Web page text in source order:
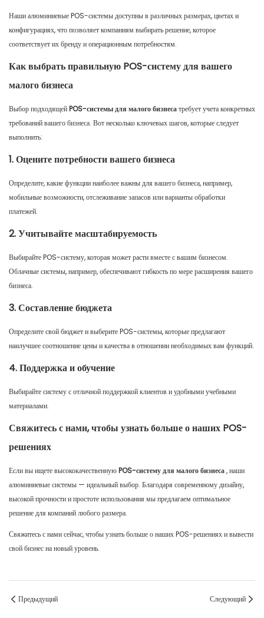
Наши алюминиевые POS-системы доступны в различных размерах, цветах и ​​
конфигурациях, что позволяет компаниям выбирать решение, которое
соответствует их бренду и операционным потребностям.
Как выбрать правильную POS-систему для вашего
малого бизнеса
Выбор подходящейPOS-системы для малого бизнесатребует учета конкретных
требований вашего бизнеса. Вот несколько ключевых шагов, которые следует
выполнить:
1. Оцените потребности вашего бизнеса
Определите, какие функции наиболее важны для вашего бизнеса, например,
мобильные возможности, отслеживание запасов или варианты обработки
платежей.
2. Учитывайте масштабируемость
Выбирайте POS-систему, которая может расти вместе с вашим бизнесом.
Облачные системы, например, обеспечивают гибкость по мере расширения вашего
бизнеса.
3. Составление бюджета
Определите свой бюджет и выберите POS-системы, которые предлагают
наилучшее соотношение цены и качества в отношении необходимых вам функций.
4. Поддержка и обучение
Выбирайте систему с отличной поддержкой клиентов и удобными учебными
материалами.
Свяжитесь с нами, чтобы узнать больше о наших POS-
решениях
Если вы ищете высококачественнуюPOS-систему для малого бизнеса, наши
алюминиевые системы — идеальный выбор. Благодаря современному дизайну,
высокой прочности и простоте использования мы предлагаем оптимальное
решение для компаний любого размера.
Свяжитесь с нами сейчас, чтобы узнать больше о наших POS-решениях и вывести
свой бизнес на новый уровень.
Предыдущий Следующий